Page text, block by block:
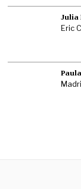
Julia
Eric